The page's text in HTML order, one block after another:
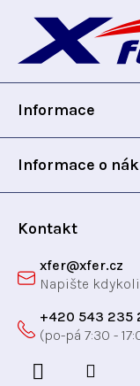
p
Informace
Informace o
Kontakt
xfer@xfer.cz
+420 543 235